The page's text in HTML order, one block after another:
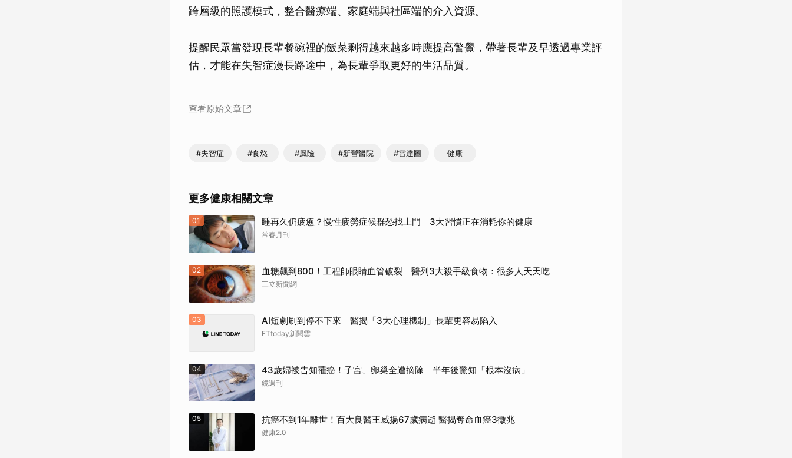
跨層級的照護模式，整合醫療端、家庭端與社區端的介入資源。
提醒民眾當發現長輩餐碗裡的飯菜剩得越來越多時應提高警覺，帶著長輩及早透過專業評
估，才能在失智症漫長路途中，為長輩爭取更好的生活品質。
查看原始文章
#失智症 #食慾 #風險 #新營醫院 #雷達圖 健康
更多健康相關文章
01 睡再久仍疲憊？慢性疲勞症候群恐找上門 3大習慣正在消耗你的健康
常春月刊
02 血糖飆到800！工程師眼睛血管破裂 醫列3大殺手級食物：很多人天天吃
三立新聞網
03 AI短劇刷到停不下來 醫揭「3大心理機制」長輩更容易陷入
ETtoday新聞雲
04 43歲婦被告知罹癌！子宮、卵巢全遭摘除 半年後驚知「根本沒病」
鏡週刊
05 抗癌不到1年離世！百大良醫王威揚67歲病逝 醫揭奪命血癌3徵兆
健康2.0